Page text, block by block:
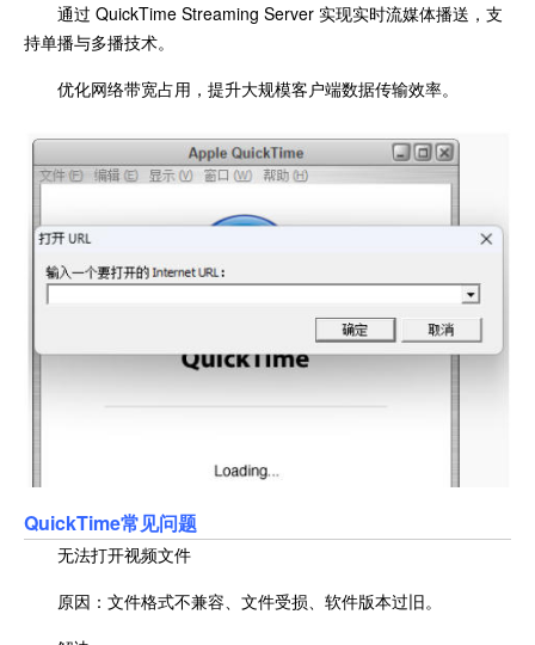
通过 QuickTime Streaming Server 实现实时流媒体播送，支
持单播与多播技术。
优化网络带宽占用，提升大规模客户端数据传输效率。
QuickTime常见问题
无法打开视频文件
原因：文件格式不兼容、文件受损、软件版本过旧。